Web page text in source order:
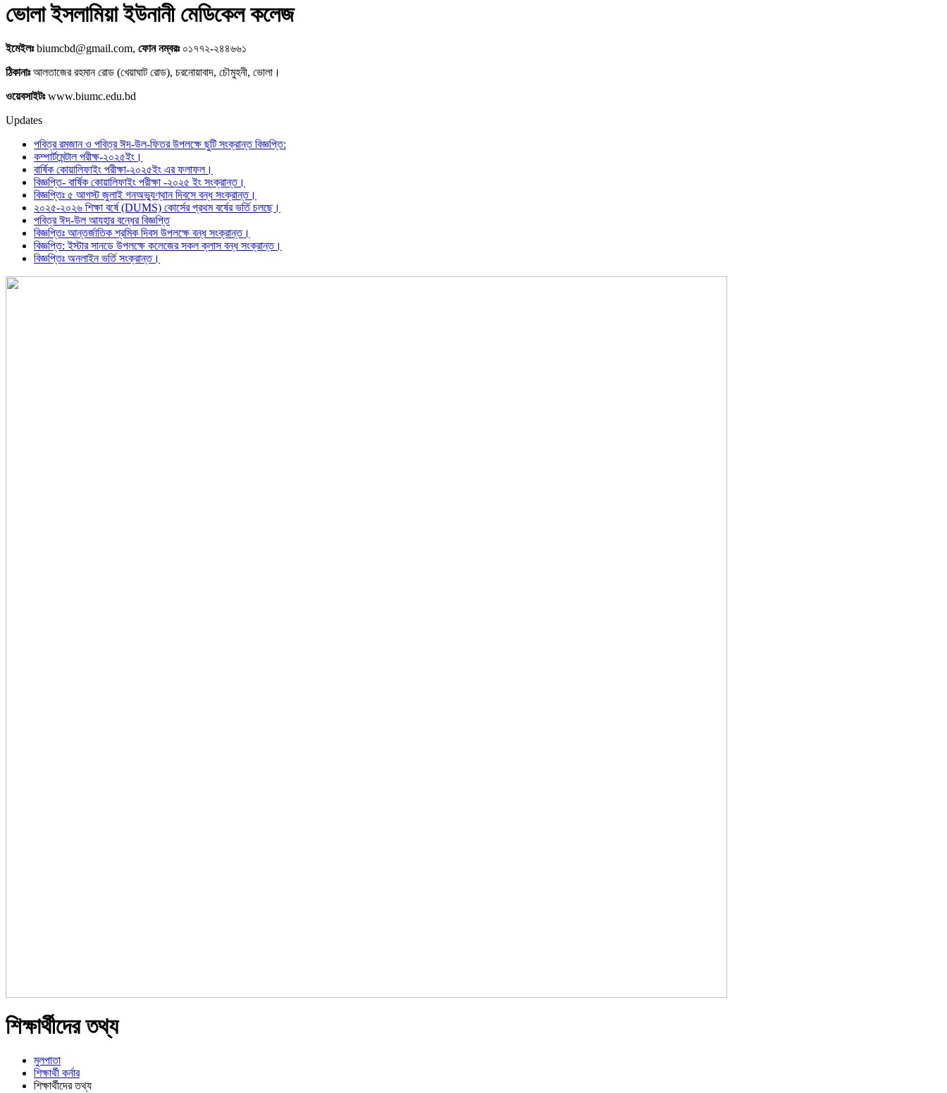
ভোলা ইসলামিয়া ইউনানী মেডিকেল কলেজ
ইমেইলঃbiumcbd@gmail.com, ফোন নম্বরঃ০১৭৭২-২৪৪৬৬১
ঠিকানাঃআলতাজের রহমান রোড (খেয়াঘাট রোড), চরনোয়াবাদ, চৌমুহনী, ভোলা।
ওয়েবসাইটঃwww.biumc.edu.bd
Updates
পবিত্র রমজান ও পবিত্র ঈদ-উল-ফিতর উপলক্ষে ছুটি সংক্রান্ত বিজ্ঞপ্তি:
কম্পার্টমেন্টাল পরীক্ষ-২০২৫ইং।
বার্ষিক কোয়ালিফাইং পরীক্ষা-২০২৫ইং এর ফলাফল।
বিজ্ঞপ্তি- বার্ষিক কোয়ালিফাইং পরীক্ষা -২০২৫ ইং সংক্রান্ত।
বিজ্ঞপ্তিঃ ৫ আগস্ট জুলাই গনঅভ্যুণ্থান দিবসে বন্ধ সংক্রান্ত।
২০২৫-২০২৬ শিক্ষা বর্ষে (DUMS) কোর্সের প্রথম বর্ষের ভর্তি চলছে।
পবিত্র ঈদ-উল আযহার বন্ধের বিজ্ঞপ্তি
বিজ্ঞপ্তিঃ আন্তর্জাতিক শ্রমিক দিবস উপলক্ষে বন্ধ সংক্রান্ত।
বিজ্ঞপ্তি: ইস্টার সানডে উপলক্ষে কলেজের সকল ক্লাস বন্ধ সংক্রান্ত।
বিজ্ঞপ্তিঃ অনলাইন ভর্তি সংক্রান্ত।
শিক্ষার্থীদের তথ্য
মুলপাতা
শিক্ষার্থী কর্নার
শিক্ষার্থীদের তথ্য